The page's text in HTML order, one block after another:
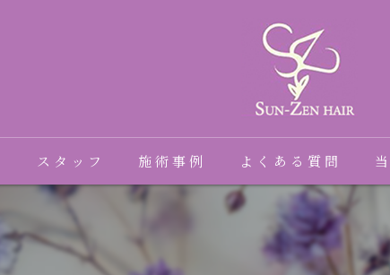
スタッフ 施術事例 よくある質問
癖